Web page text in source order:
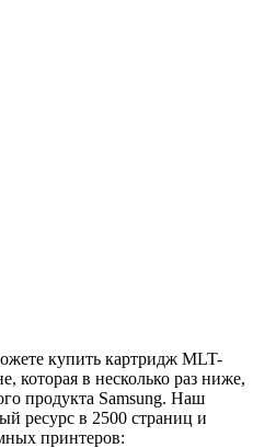
купить картридж MLT-
которая в несколько раз ниже,
продукта Samsung. Наш
ресурс в 2500 страниц и
принтеров: